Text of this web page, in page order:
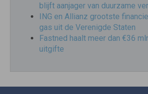
blijft aanjager van duurzame
ING en Allianz grootste
gas uit de Verenigde Staten
Fastned haalt meer dan €36
uitgifte